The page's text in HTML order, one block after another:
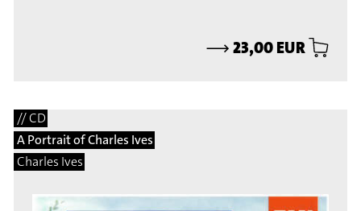
⟶23,00 EUR
// CD
A Portrait of Charles Ives
Charles Ives